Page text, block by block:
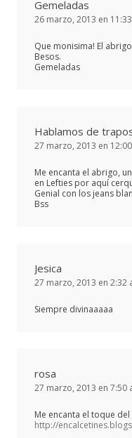
Gemeladas
26 marzo, 2013 en
Que monisima! El
Besos.
Gemeladas
Hablamos de
27 marzo, 2013 en
Me encanta el abrigo,
en Lefties por aquí
Genial con los jeans
Bss
Jesica
27 marzo, 2013 en 2:32
Siempre divinaaaaa
rosa
27 marzo, 2013 en 7:50
Me encanta el toque
http://